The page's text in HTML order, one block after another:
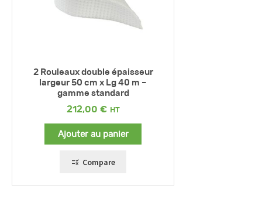
2 Rouleaux double épaisseur
largeur 50 cm x Lg 40 m –
gamme standard
212,00 €
Ajouter au panier
Compare